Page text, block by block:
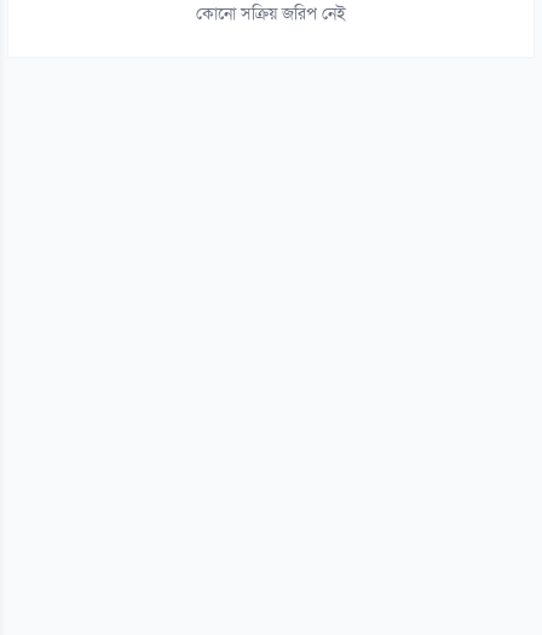
জামিনে থাকা তনু হত্যার আসামি হাফিজুরকে আত্মসমর্পণের নির্দেশ
কোনো সক্রিয় জরিপ নেই